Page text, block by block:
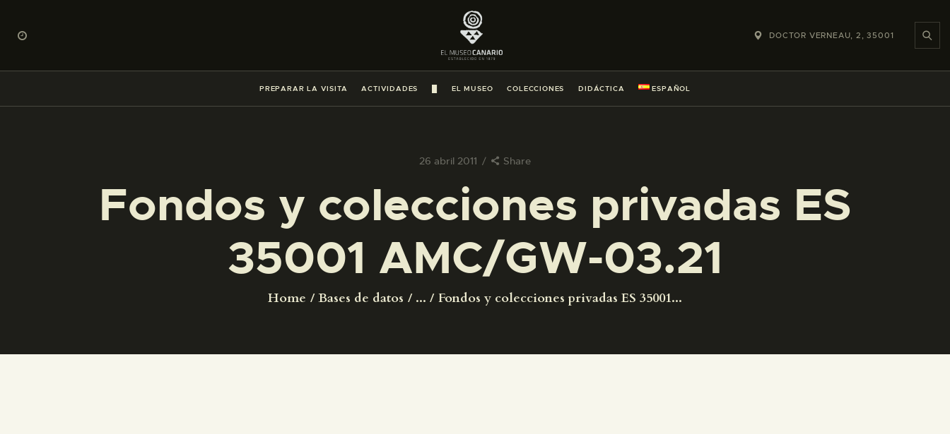
DOCTOR VERNEAU, 2, 35001
PREPARAR LA VISITA ACTIVIDADES EL MUSEO COLECCIONES DIDÁCTICA ESPAÑOL
26 abril 2011 Share
Fondos y colecciones privadas ES
35001 AMC/GW-03.21
Home Bases de datos ... Fondos y colecciones privadas ES 35001...
PREPARAR LA VISITA
ACTIVIDADES
█
COLECCIONES
DIDÁCTICA
ESPAÑOL